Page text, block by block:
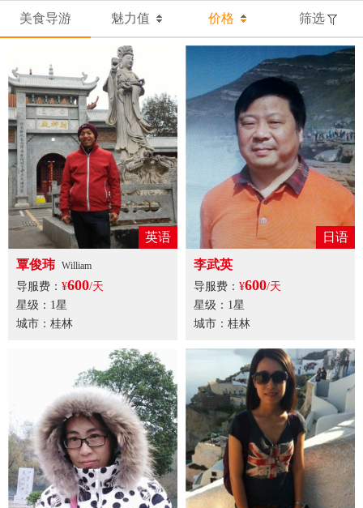
美食导游 魅力值 价格 筛选
英语
覃俊玮 William
导服费： ¥600/天
星级：1星
城市：桂林
日语
李武英
导服费： ¥600/天
星级：1星
城市：桂林